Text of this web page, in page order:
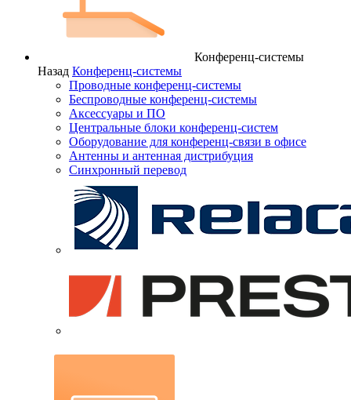
Конференц-системы
Назад Конференц-системы
Проводные конференц-системы
Беспроводные конференц-системы
Аксессуары и ПО
Центральные блоки конференц-систем
Оборудование для конференц-связи в офисе
Антенны и антенная дистрибуция
Синхронный перевод